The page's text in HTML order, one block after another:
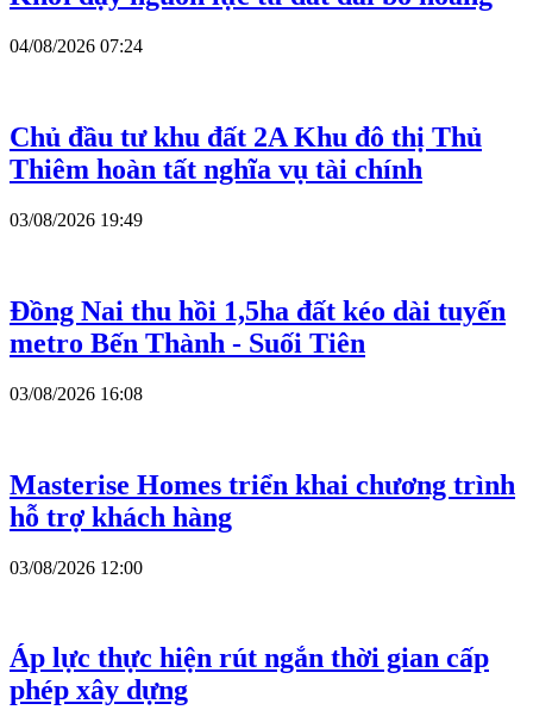
04/08/2026 07:24
Chủ đầu tư khu đất 2A Khu đô thị Thủ
Thiêm hoàn tất nghĩa vụ tài chính
03/08/2026 19:49
Đồng Nai thu hồi 1,5ha đất kéo dài tuyến
metro Bến Thành - Suối Tiên
03/08/2026 16:08
Masterise Homes triển khai chương trình
hỗ trợ khách hàng
03/08/2026 12:00
Áp lực thực hiện rút ngắn thời gian cấp
phép xây dựng